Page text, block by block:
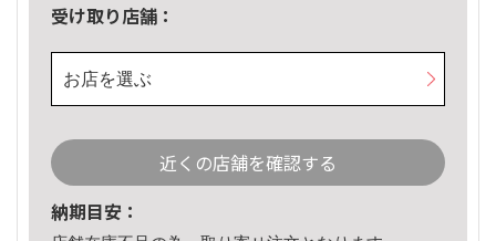
受け取り店舗：
お店を選ぶ
近くの店舗を確認する
納期目安：